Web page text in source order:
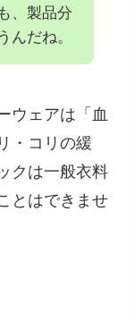
、製品分
んだね。
ウェアは「血
・コリの緩
クは一般衣料
とはできませ